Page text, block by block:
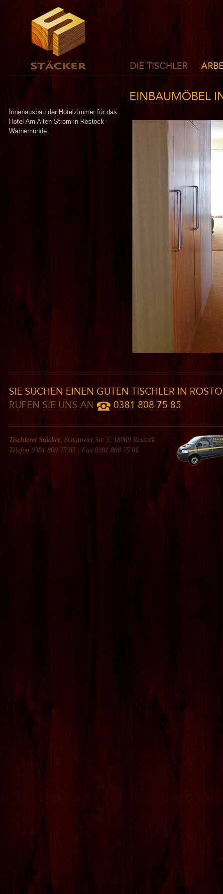
DIE TISCHLER
Innenausbau der Hotelzimmer für das
Hotel Am Alten Strom in Rostock-
Warnemünde.
EINBAUMÖBEL
SIE SUCHEN EINEN GUTEN TISCHLER IN
RUFEN SIE UNS AN
0381 808 75 85
Tischlerei Stäcker, Schutower Str. 5, 18069 Rostock
Telefon 0381 808 75 85 | Fax 0381 808 75 86